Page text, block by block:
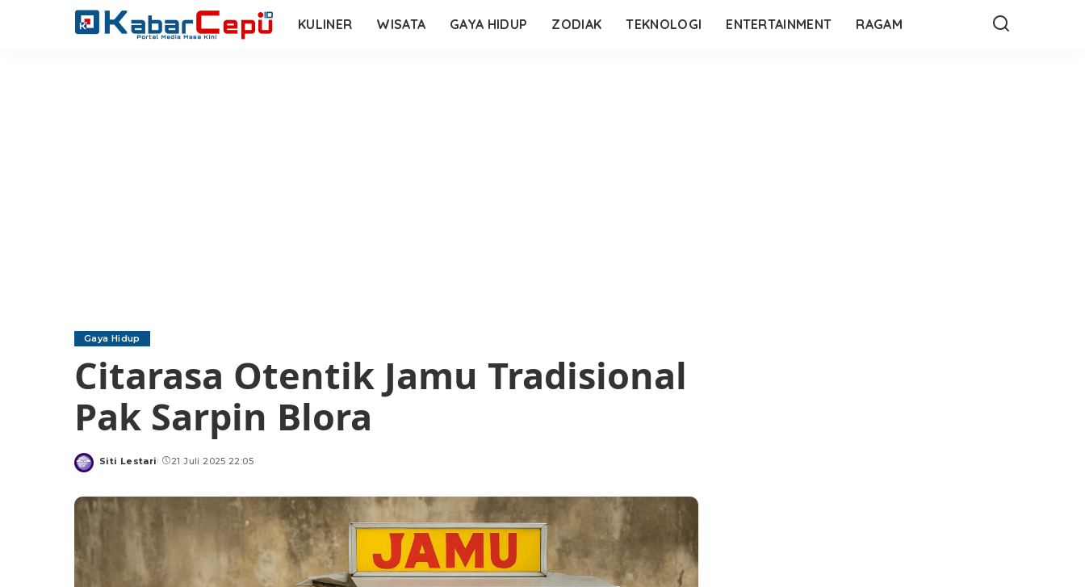
KULINER WISATA GAYA HIDUP ZODIAK TEKNOLOGI ENTERTAINMENT RAGAM
Gaya Hidup
Citarasa Otentik Jamu Tradisional
Pak Sarpin Blora
Posted
Siti Lestari 21 Juli 2025 22:05